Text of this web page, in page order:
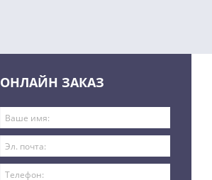
ОНЛАЙН ЗАКАЗ